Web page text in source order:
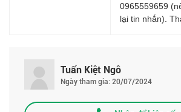
0965559659
lại tin nhắn).
Tuấn Kiệt Ngô
Ngày tham gia: 20/07/2024